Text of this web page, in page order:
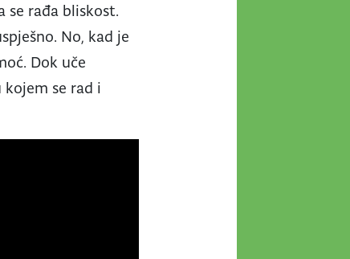
se rađa bliskost.
No, kad je
Dok uče
se rad i